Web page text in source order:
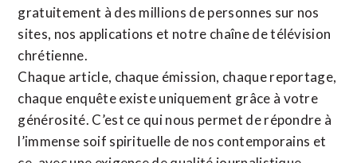
gratuitement à des millions de personnes sur nos
sites, nos applications et notre chaîne de télévision
chrétienne.
Chaque article, chaque émission, chaque reportage,
chaque enquête existe uniquement grâce à votre
générosité. C’est ce qui nous permet de répondre à
l’immense soif spirituelle de nos contemporains et